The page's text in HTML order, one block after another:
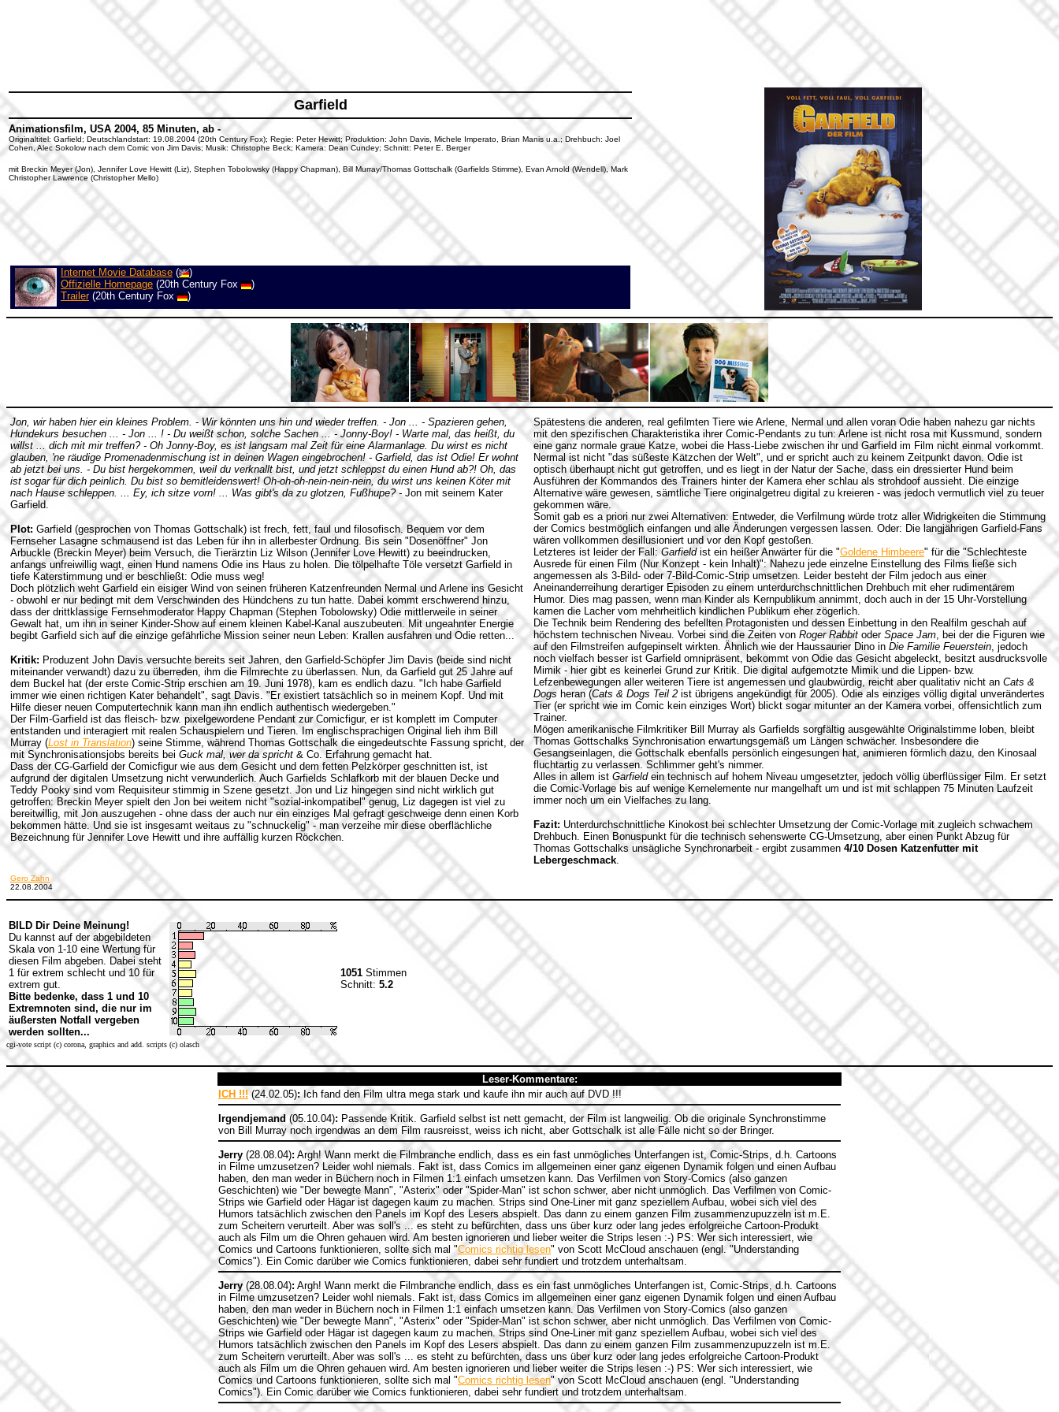
Garfield
Animationsfilm, USA 2004, 85 Minuten, ab -
Originaltitel: Garfield; Deutschlandstart: 19.08.2004 (20th Century Fox); Regie: Peter Hewitt; Produktion: John Davis, Michele Imperato, Brian Manis u.a.; Drehbuch: Joel
Cohen, Alec Sokolow nach dem Comic von Jim Davis; Musik: Christophe Beck; Kamera: Dean Cundey; Schnitt: Peter E. Berger
mit Breckin Meyer (Jon), Jennifer Love Hewitt (Liz), Stephen Tobolowsky (Happy Chapman), Bill Murray/Thomas Gottschalk (Garfields Stimme), Evan Arnold (Wendell), Mark
Christopher Lawrence (Christopher Mello)
Internet Movie Database (
)
Offizielle Homepage (20th Century Fox
)
Trailer(20th Century Fox )
Jon, wir haben hier ein kleines Problem. - Wir könnten uns hin und wieder treffen. - Jon ... - Spazieren gehen,
Hundekurs besuchen ... - Jon ... ! - Du weißt schon, solche Sachen ... - Jonny-Boy! - Warte mal, das heißt, du
willst ... dich mit mir treffen? - Oh Jonny-Boy, es ist langsam mal Zeit für eine Alarmanlage. Du wirst es nicht
glauben, 'ne räudige Promenadenmischung ist in deinen Wagen eingebrochen! - Garfield, das ist Odie! Er wohnt
ab jetzt bei uns. - Du bist hergekommen, weil du verknallt bist, und jetzt schleppst du einen Hund ab?! Oh, das
ist sogar für dich peinlich. Du bist so bemitleidenswert! Oh-oh-oh-nein-nein-nein, du wirst uns keinen Köter mit
nach Hause schleppen. ... Ey, ich sitze vorn! ... Was gibt's da zu glotzen, Fußhupe? - Jon mit seinem Kater
Garfield.
Plot: Garfield (gesprochen von Thomas Gottschalk) ist frech, fett, faul und filosofisch. Bequem vor dem
Fernseher Lasagne schmausend ist das Leben für ihn in allerbester Ordnung. Bis sein "Dosenöffner" Jon
Arbuckle (Breckin Meyer) beim Versuch, die Tierärztin Liz Wilson (Jennifer Love Hewitt) zu beeindrucken,
anfangs unfreiwillig wagt, einen Hund namens Odie ins Haus zu holen. Die tölpelhafte Töle versetzt Garfield in
tiefe Katerstimmung und er beschließt: Odie muss weg!
Doch plötzlich weht Garfield ein eisiger Wind von seinen früheren Katzenfreunden Nermal und Arlene ins Gesicht
- obwohl er nur bedingt mit dem Verschwinden des Hündchens zu tun hatte. Dabei kommt erschwerend hinzu,
dass der drittklassige Fernsehmoderator Happy Chapman (Stephen Tobolowsky) Odie mittlerweile in seiner
Gewalt hat, um ihn in seiner Kinder-Show auf einem kleinen Kabel-Kanal auszubeuten. Mit ungeahnter Energie
begibt Garfield sich auf die einzige gefährliche Mission seiner neun Leben: Krallen ausfahren und Odie retten...
Kritik: Produzent John Davis versuchte bereits seit Jahren, den Garfield-Schöpfer Jim Davis (beide sind nicht
miteinander verwandt) dazu zu überreden, ihm die Filmrechte zu überlassen. Nun, da Garfield gut 25 Jahre auf
dem Buckel hat (der erste Comic-Strip erschien am 19. Juni 1978), kam es endlich dazu. "Ich habe Garfield
immer wie einen richtigen Kater behandelt", sagt Davis. "Er existiert tatsächlich so in meinem Kopf. Und mit
Hilfe dieser neuen Computertechnik kann man ihn endlich authentisch wiedergeben."
Der Film-Garfield ist das fleisch- bzw. pixelgewordene Pendant zur Comicfigur, er ist komplett im Computer
entstanden und interagiert mit realen Schauspielern und Tieren. Im englischsprachigen Original lieh ihm Bill
Murray (Lost in Translation) seine Stimme, während Thomas Gottschalk die eingedeutschte Fassung spricht, der
mit Synchronisationsjobs bereits bei Guck mal, wer da spricht & Co. Erfahrung gemacht hat.
Dass der CG-Garfield der Comicfigur wie aus dem Gesicht und dem fetten Pelzkörper geschnitten ist, ist
aufgrund der digitalen Umsetzung nicht verwunderlich. Auch Garfields Schlafkorb mit der blauen Decke und
Teddy Pooky sind vom Requisiteur stimmig in Szene gesetzt. Jon und Liz hingegen sind nicht wirklich gut
getroffen: Breckin Meyer spielt den Jon bei weitem nicht "sozial-inkompatibel" genug, Liz dagegen ist viel zu
bereitwillig, mit Jon auszugehen - ohne dass der auch nur ein einziges Mal gefragt geschweige denn einen Korb
bekommen hätte. Und sie ist insgesamt weitaus zu "schnuckelig" - man verzeihe mir diese oberflächliche
Bezeichnung für Jennifer Love Hewitt und ihre auffällig kurzen Röckchen.
Spätestens die anderen, real gefilmten Tiere wie Arlene, Nermal und allen voran Odie haben nahezu gar nichts
mit den spezifischen Charakteristika ihrer Comic-Pendants zu tun: Arlene ist nicht rosa mit Kussmund, sondern
eine ganz normale graue Katze, wobei die Hass-Liebe zwischen ihr und Garfield im Film nicht einmal vorkommt.
Nermal ist nicht "das süßeste Kätzchen der Welt", und er spricht auch zu keinem Zeitpunkt davon. Odie ist
optisch überhaupt nicht gut getroffen, und es liegt in der Natur der Sache, dass ein dressierter Hund beim
Ausführen der Kommandos des Trainers hinter der Kamera eher schlau als strohdoof aussieht. Die einzige
Alternative wäre gewesen, sämtliche Tiere originalgetreu digital zu kreieren - was jedoch vermutlich viel zu teuer
gekommen wäre.
Somit gab es a priori nur zwei Alternativen: Entweder, die Verfilmung würde trotz aller Widrigkeiten die Stimmung
der Comics bestmöglich einfangen und alle Änderungen vergessen lassen. Oder: Die langjährigen Garfield-Fans
wären vollkommen desillusioniert und vor den Kopf gestoßen.
Letzteres ist leider der Fall:Garfieldist ein heißer Anwärter für die "Goldene Himbeere" für die "Schlechteste
Ausrede für einen Film (Nur Konzept - kein Inhalt)": Nahezu jede einzelne Einstellung des Films ließe sich
angemessen als 3-Bild- oder 7-Bild-Comic-Strip umsetzen. Leider besteht der Film jedoch aus einer
Aneinanderreihung derartiger Episoden zu einem unterdurchschnittlichen Drehbuch mit eher rudimentärem
Humor. Dies mag passen, wenn man Kinder als Kernpublikum annimmt, doch auch in der 15 Uhr-Vorstellung
kamen die Lacher vom mehrheitlich kindlichen Publikum eher zögerlich.
Die Technik beim Rendering des befellten Protagonisten und dessen Einbettung in den Realfilm geschah auf
höchstem technischen Niveau. Vorbei sind die Zeiten von Roger Rabbit oder Space Jam, bei der die Figuren wie
auf den Filmstreifen aufgepinselt wirkten. Ähnlich wie der Haussaurier Dino in Die Familie Feuerstein, jedoch
noch vielfach besser ist Garfield omnipräsent, bekommt von Odie das Gesicht abgeleckt, besitzt ausdrucksvolle
Mimik - hier gibt es keinerlei Grund zur Kritik. Die digital aufgemotzte Mimik und die Lippen- bzw.
Lefzenbewegungen aller weiteren Tiere ist angemessen und glaubwürdig, reicht aber qualitativ nicht an Cats &
Dogs heran (Cats & Dogs Teil 2 ist übrigens angekündigt für 2005). Odie als einziges völlig digital unverändertes
Tier (er spricht wie im Comic kein einziges Wort) blickt sogar mitunter an der Kamera vorbei, offensichtlich zum
Trainer.
Mögen amerikanische Filmkritiker Bill Murray als Garfields sorgfältig ausgewählte Originalstimme loben, bleibt
Thomas Gottschalks Synchronisation erwartungsgemäß um Längen schwächer. Insbesondere die
Gesangseinlagen, die Gottschalk ebenfalls persönlich eingesungen hat, animieren förmlich dazu, den Kinosaal
fluchtartig zu verlassen. Schlimmer geht's nimmer.
Alles in allem ist Garfieldein technisch auf hohem Niveau umgesetzter, jedoch völlig überflüssiger Film. Er setzt
die Comic-Vorlage bis auf wenige Kernelemente nur mangelhaft um und ist mit schlappen 75 Minuten Laufzeit
immer noch um ein Vielfaches zu lang.
Fazit: Unterdurchschnittliche Kinokost bei schlechter Umsetzung der Comic-Vorlage mit zugleich schwachem
Drehbuch. Einen Bonuspunkt für die technisch sehenswerte CG-Umsetzung, aber einen Punkt Abzug für
Thomas Gottschalks unsägliche Synchronarbeit - ergibt zusammen 4/10 Dosen Katzenfutter mit
Lebergeschmack.
Gero Zahn
22.08.2004
BILD Dir Deine Meinung!
Du kannst auf der abgebildeten
Skala von 1-10 eine Wertung für
diesen Film abgeben. Dabei steht
1 für extrem schlecht und 10 für
extrem gut.
Bitte bedenke, dass 1 und 10
Extremnoten sind, die nur im
äußersten Notfall vergeben
werden sollten...
1051 Stimmen
Schnitt: 5.2
cgi-vote script (c) corona, graphics and add. scripts (c) olasch
Leser-Kommentare:
ICH !!!(24.02.05):Ich fand den Film ultra mega stark und kaufe ihn mir auch auf DVD !!!
Irgendjemand (05.10.04): Passende Kritik. Garfield selbst ist nett gemacht, der Film ist langweilig. Ob die originale Synchronstimme
von Bill Murray noch irgendwas an dem Film rausreisst, weiss ich nicht, aber Gottschalk ist alle Fälle nicht so der Bringer.
Jerry (28.08.04): Argh! Wann merkt die Filmbranche endlich, dass es ein fast unmögliches Unterfangen ist, Comic-Strips, d.h. Cartoons
in Filme umzusetzen? Leider wohl niemals. Fakt ist, dass Comics im allgemeinen einer ganz eigenen Dynamik folgen und einen Aufbau
haben, den man weder in Büchern noch in Filmen 1:1 einfach umsetzen kann. Das Verfilmen von Story-Comics (also ganzen
Geschichten) wie "Der bewegte Mann", "Asterix" oder "Spider-Man" ist schon schwer, aber nicht unmöglich. Das Verfilmen von Comic-
Strips wie Garfield oder Hägar ist dagegen kaum zu machen. Strips sind One-Liner mit ganz speziellem Aufbau, wobei sich viel des
Humors tatsächlich zwischen den Panels im Kopf des Lesers abspielt. Das dann zu einem ganzen Film zusammenzupuzzeln ist m.E.
zum Scheitern verurteilt. Aber was soll's ... es steht zu befürchten, dass uns über kurz oder lang jedes erfolgreiche Cartoon-Produkt
auch als Film um die Ohren gehauen wird. Am besten ignorieren und lieber weiter die Strips lesen :-) PS: Wer sich interessiert, wie
Comics und Cartoons funktionieren, sollte sich mal "Comics richtig lesen" von Scott McCloud anschauen (engl. "Understanding
Comics"). Ein Comic darüber wie Comics funktionieren, dabei sehr fundiert und trotzdem unterhaltsam.
Jerry (28.08.04): Argh! Wann merkt die Filmbranche endlich, dass es ein fast unmögliches Unterfangen ist, Comic-Strips, d.h. Cartoons
in Filme umzusetzen? Leider wohl niemals. Fakt ist, dass Comics im allgemeinen einer ganz eigenen Dynamik folgen und einen Aufbau
haben, den man weder in Büchern noch in Filmen 1:1 einfach umsetzen kann. Das Verfilmen von Story-Comics (also ganzen
Geschichten) wie "Der bewegte Mann", "Asterix" oder "Spider-Man" ist schon schwer, aber nicht unmöglich. Das Verfilmen von Comic-
Strips wie Garfield oder Hägar ist dagegen kaum zu machen. Strips sind One-Liner mit ganz speziellem Aufbau, wobei sich viel des
Humors tatsächlich zwischen den Panels im Kopf des Lesers abspielt. Das dann zu einem ganzen Film zusammenzupuzzeln ist m.E.
zum Scheitern verurteilt. Aber was soll's ... es steht zu befürchten, dass uns über kurz oder lang jedes erfolgreiche Cartoon-Produkt
auch als Film um die Ohren gehauen wird. Am besten ignorieren und lieber weiter die Strips lesen :-) PS: Wer sich interessiert, wie
Comics und Cartoons funktionieren, sollte sich mal "Comics richtig lesen" von Scott McCloud anschauen (engl. "Understanding
Comics"). Ein Comic darüber wie Comics funktionieren, dabei sehr fundiert und trotzdem unterhaltsam.